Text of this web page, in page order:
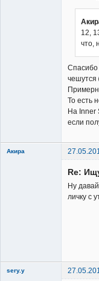
12,
что,
Спасибо
чешутся
То есть
На Inner
если
Акира
Re:
Ну
личку с
sery.y